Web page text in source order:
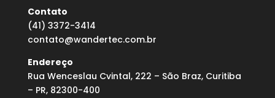
Contato
(41) 3372-3414
contato@wandertec.com.br
Endereço
Rua Wenceslau Cvintal, 222 – São Braz, Curitiba
– PR, 82300-400